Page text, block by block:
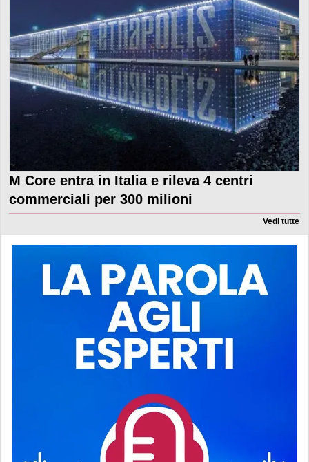
M Core entra in Italia e rileva 4 centri
commerciali per 300 milioni
Vedi tutte